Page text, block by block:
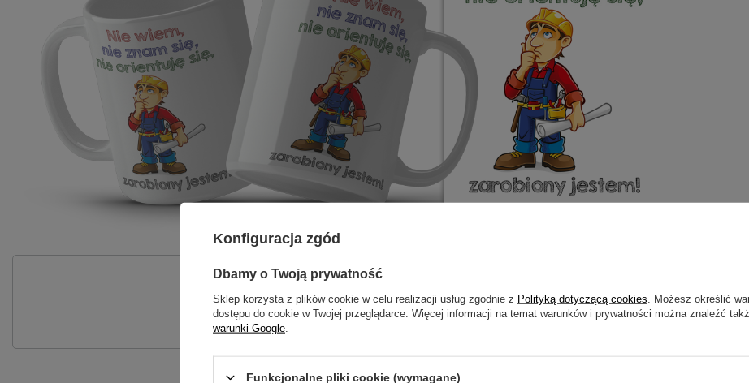
Potrzebujesz pomocy? Masz pytania?
Zadaj pytanie a my odpowiemy niezwłocznie, najciekawsze pytania i odpowiedzi publikując dla
innych.
ZADAJ
Konfiguracja zgód
Dbamy o Twoją prywatność
Sklep korzysta z plików cookie w celu realizacji usług zgodnie z Polityką dotyczącą cookies . Możesz określić
dostępu do cookie w Twojej przeglądarce. Więcej informacji na temat warunków i prywatności można znaleźć
warunki Google
Funkcjonalne pliki cookie (wymagane)